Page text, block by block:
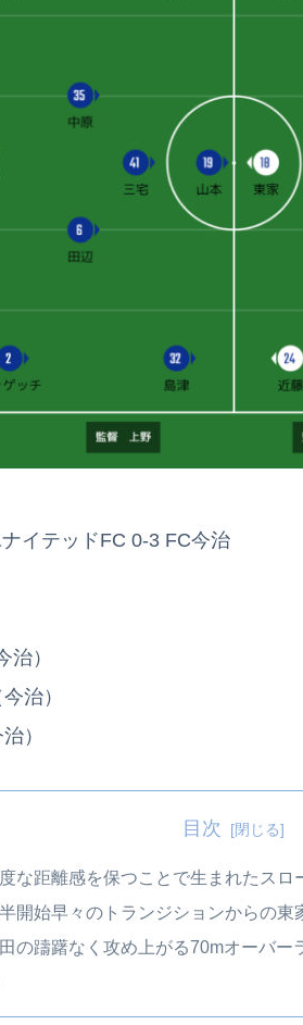
イテッドFC 0-3 FC今治
治）
今治）
治）
目次
な距離感を保つことで生まれたスロ
開始早々のトランジションからの東
の躊躇なく攻め上がる70mオーバー